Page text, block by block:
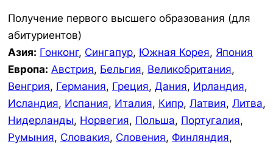
Получение первого высшего образования (для
абитуриентов)
Азия: Гонконг, Сингапур, Южная Корея, Япония
Европа: Австрия, Бельгия, Великобритания,
Венгрия, Германия, Греция, Дания, Ирландия,
Исландия, Испания, Италия, Кипр, Латвия, Литва,
Нидерланды, Норвегия, Польша, Португалия,
Румыния, Словакия, Словения, Финляндия,